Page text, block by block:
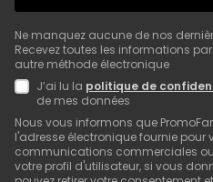
Ne manquez aucune de nos
Recevez toutes les informations
autre méthode électronique
J’ai lu la politique de
de mes données
Nous vous informons que
l'adresse électronique fournie pour
communications commerciales
votre profil d'utilisateur, si vous